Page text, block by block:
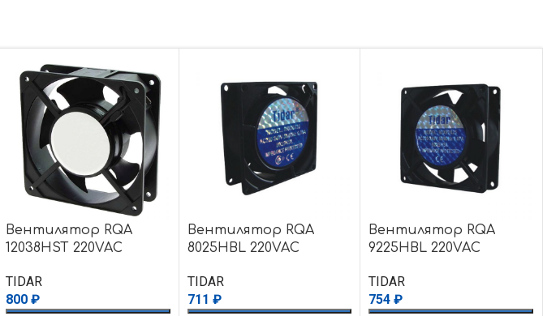
Вентилятор RQA
12038HST 220VAC
TIDAR
800 ₽
Вентилятор RQA
8025HBL 220VAC
TIDAR
711 ₽
Вентилятор RQA
9225HBL 220VAC
TIDAR
754₽